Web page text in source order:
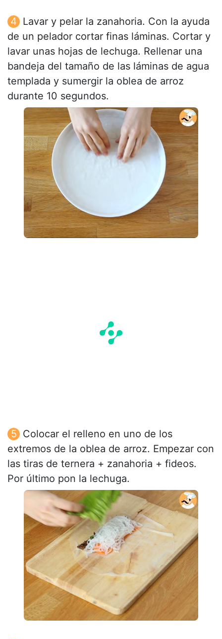
Lavar y pelar la zanahoria. Con la ayuda
de un pelador cortar finas láminas. Cortar y
lavar unas hojas de lechuga. Rellenar una
bandeja del tamaño de las láminas de agua
templada y sumergir la oblea de arroz
durante 10 segundos.
Colocar el relleno en uno de los
extremos de la oblea de arroz. Empezar con
las tiras de ternera + zanahoria + fideos.
Por último pon la lechuga.